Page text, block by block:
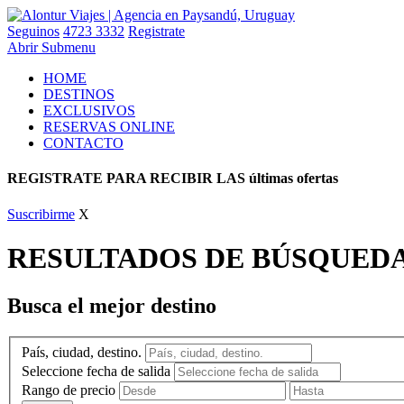
Seguinos 4723 3332 Registrate
Abrir Submenu
HOME
DESTINOS
EXCLUSIVOS
RESERVAS ONLINE
CONTACTO
REGISTRATE PARA RECIBIR LAS últimas ofertas
Suscribirme X
RESULTADOS DE
Busca el mejor destino
País, ciudad, destino.
Seleccione fecha de salida
Rango de precio